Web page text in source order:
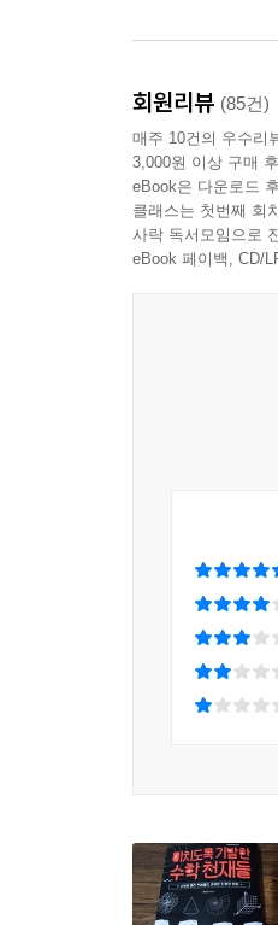
이 일로 가우스의
과 교수로 취임해
분야에도 공헌했
의 이름을 따온 겁
---「PART 10. 새
인류사에 많은 영
〈최후의 만찬
설명했고, 데카
풍요로움을 누리
이 책은 교과서
‘알고리즘’이
2진법과 보편언
관통해 새로운
수학과 세계사를
이 책의 각 장에
시대를 거쳐 현
알렉산드리아
수학이 유럽 대
어떨까?
계산에서 잠시 떨
회원리뷰 (85건)
매주 10건의 우수리
3,000원 이상 구매
eBook은 다운로드
클래스는 첫번째 회
사락 독서모임으로
eBook 페이백, CD/